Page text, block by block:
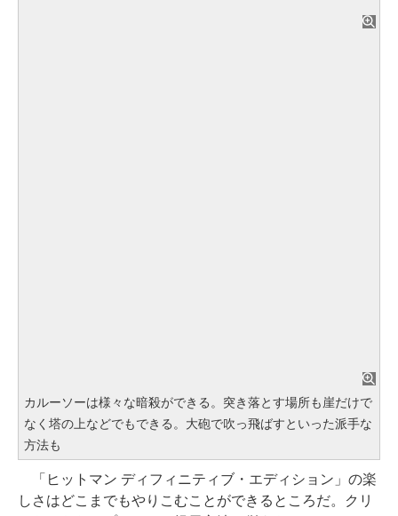
カルーソーは様々な暗殺ができる。突き落とす場所も崖だけで
なく塔の上などでもできる。大砲で吹っ飛ばすといった派手な
方法も
「ヒットマン ディフィニティブ・エディション」の楽
しさはどこまでもやりこむことができるところだ。クリ